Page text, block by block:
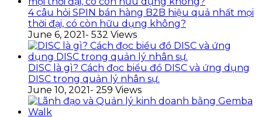
4 câu hỏi SPIN bán hàng B2B hiệu quả nhất mọi
thời đại, có còn hữu dụng không?
June 6, 2021 - 532 Views
DISC là gì? Cách đọc biểu đồ DISC và ứng dụng
DISC trong quản lý nhân sự.
June 10, 2021 - 259 Views